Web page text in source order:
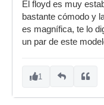
El floyd es muy
bastante cómodo y
es magnífica, te lo
un par de este
1